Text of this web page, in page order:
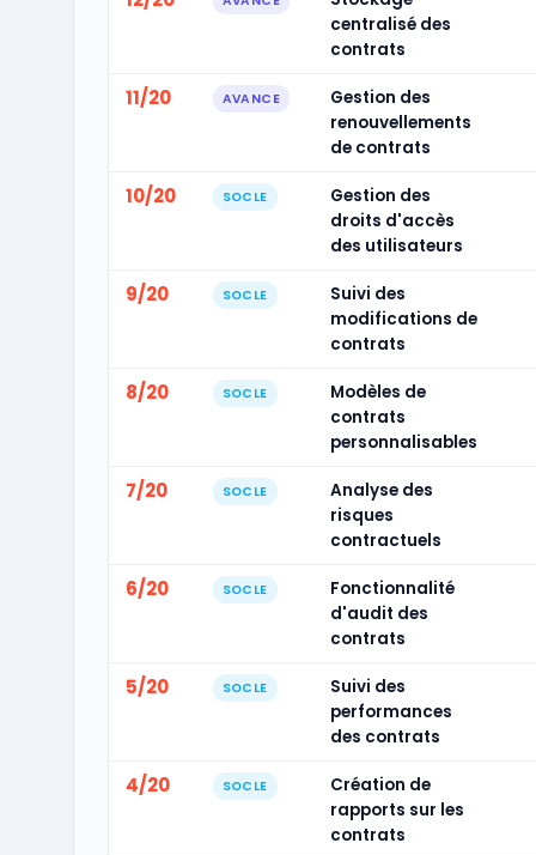
centralisé des
contrats
11/20 AVANCE
Gestion des
renouvellements
de contrats
10/20 SOCLE
Gestion des
droits d'accès
des utilisateurs
9/20 SOCLE
Suivi des
modifications de
contrats
8/20 SOCLE
Modèles de
contrats
personnalisables
7/20 SOCLE
Analyse des
risques
contractuels
6/20 SOCLE
Fonctionnalité
d'audit des
contrats
5/20 SOCLE
Suivi des
performances
des contrats
4/20 SOCLE
Création de
rapports sur les
contrats